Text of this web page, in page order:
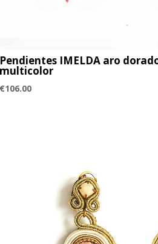
Pendientes IMELDA aro
multicolor
€106.00